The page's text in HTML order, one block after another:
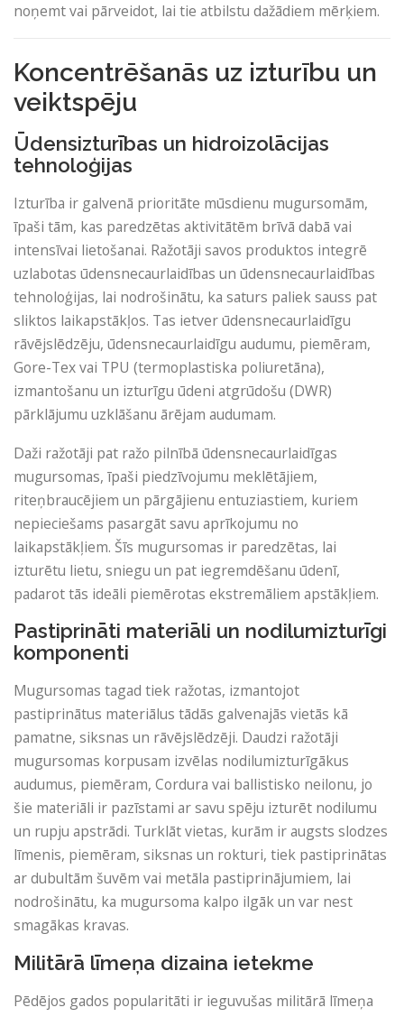
noņemt vai pārveidot, lai tie atbilstu dažādiem mērķiem.
Koncentrēšanās uz izturību un
veiktspēju
Ūdensizturības un hidroizolācijas
tehnoloģijas
Izturība ir galvenā prioritāte mūsdienu mugursomām,
īpaši tām, kas paredzētas aktivitātēm brīvā dabā vai
intensīvai lietošanai. Ražotāji savos produktos integrē
uzlabotas ūdensnecaurlaidības un ūdensnecaurlaidības
tehnoloģijas, lai nodrošinātu, ka saturs paliek sauss pat
sliktos laikapstākļos. Tas ietver ūdensnecaurlaidīgu
rāvējslēdzēju, ūdensnecaurlaidīgu audumu, piemēram,
Gore-Tex vai TPU (termoplastiska poliuretāna),
izmantošanu un izturīgu ūdeni atgrūdošu (DWR)
pārklājumu uzklāšanu ārējam audumam.
Daži ražotāji pat ražo pilnībā ūdensnecaurlaidīgas
mugursomas, īpaši piedzīvojumu meklētājiem,
riteņbraucējiem un pārgājienu entuziastiem, kuriem
nepieciešams pasargāt savu aprīkojumu no
laikapstākļiem. Šīs mugursomas ir paredzētas, lai
izturētu lietu, sniegu un pat iegremdēšanu ūdenī,
padarot tās ideāli piemērotas ekstremāliem apstākļiem.
Pastiprināti materiāli un nodilumizturīgi
komponenti
Mugursomas tagad tiek ražotas, izmantojot
pastiprinātus materiālus tādās galvenajās vietās kā
pamatne, siksnas un rāvējslēdzēji. Daudzi ražotāji
mugursomas korpusam izvēlas nodilumizturīgākus
audumus, piemēram, Cordura vai ballistisko neilonu, jo
šie materiāli ir pazīstami ar savu spēju izturēt nodilumu
un rupju apstrādi. Turklāt vietas, kurām ir augsts slodzes
līmenis, piemēram, siksnas un rokturi, tiek pastiprinātas
ar dubultām šuvēm vai metāla pastiprinājumiem, lai
nodrošinātu, ka mugursoma kalpo ilgāk un var nest
smagākas kravas.
Militārā līmeņa dizaina ietekme
Pēdējos gados popularitāti ir ieguvušas militārā līmeņa